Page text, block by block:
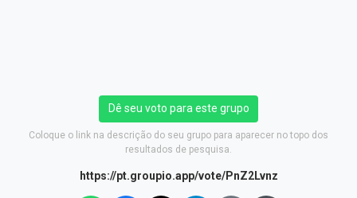
Dê seu voto para este grupo
Coloque o link na descrição do seu grupo para aparecer no topo dos
resultados de pesquisa.
https://pt.groupio.app/vote/PnZ2Lvnz